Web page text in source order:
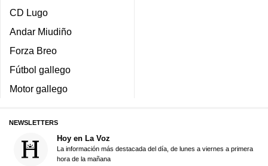
CD Lugo
Andar Miudiño
Forza Breo
Fútbol gallego
Motor gallego
NEWSLETTERS
Hoy en La Voz
La información más destacada del día, de lunes a viernes a primera
hora de la mañana